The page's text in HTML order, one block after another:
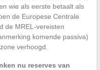
wie als eerste betaalt als
de Europese Centrale
de MREL-vereisten
komende passiva)
verhoogd.
nu reserves van